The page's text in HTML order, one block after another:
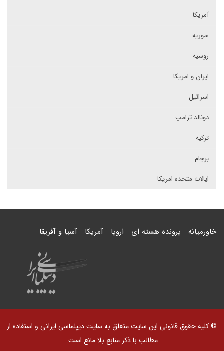
آمریکا
سوریه
روسیه
ایران و امریکا
اسرائیل
دونالد ترامپ
ترکیه
برجام
ایالات متحده امریکا
خاورمیانه پرونده هسته ای اروپا آمریکا آسیا و آفریقا
© کلیه حقوق قانونی این سایت متعلق به سایت دیپلماسی ایرانی و استفاده از
مطالب با ذکر منابع بلا مانع است.